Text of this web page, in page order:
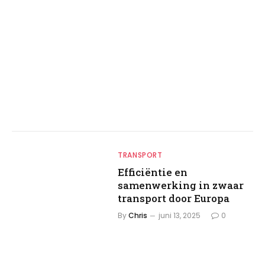
TRANSPORT
Efficiëntie en
samenwerking in zwaar
transport door Europa
ByChris juni 13, 2025 0